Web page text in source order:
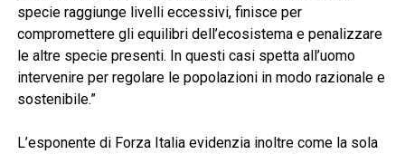
specie raggiunge livelli eccessivi, finisce per
compromettere gli equilibri dell’ecosistema e penalizzare
le altre specie presenti. In questi casi spetta all’uomo
intervenire per regolare le popolazioni in modo razionale e
sostenibile.”
L’esponente di Forza Italia evidenzia inoltre come la sola